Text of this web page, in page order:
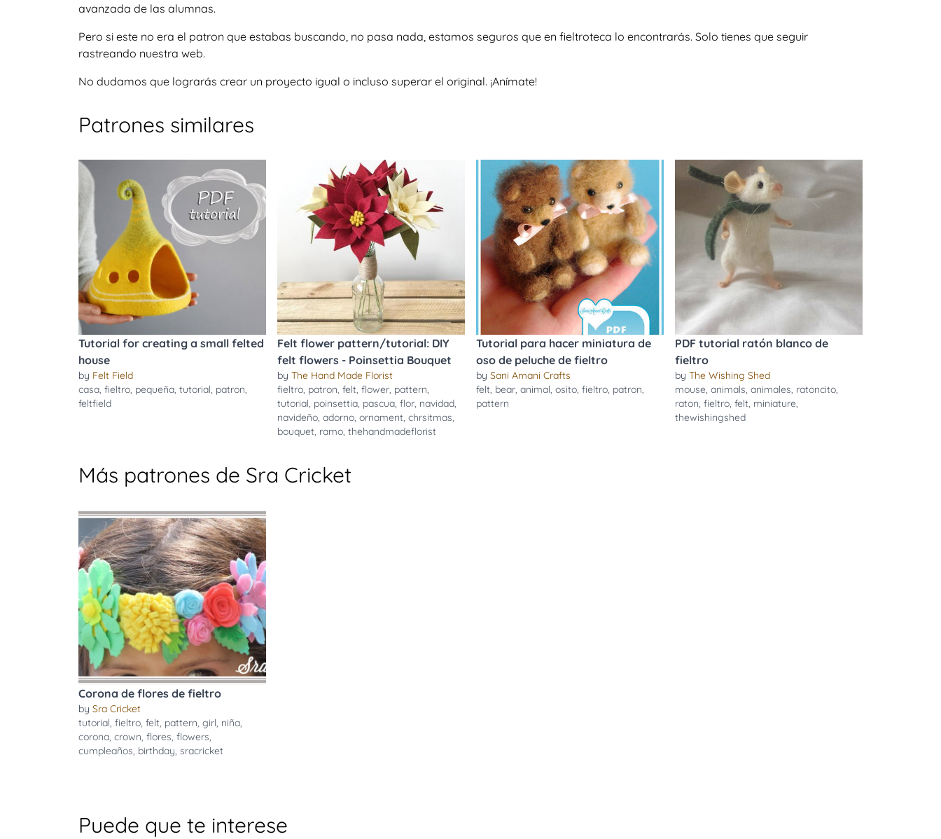
avanzada de las alumnas.
Pero si este no era el patron que estabas buscando, no pasa nada, estamos seguros que en fieltroteca lo encontrarás. Solo tienes que seguir
rastreando nuestra web.
No dudamos que lograrás crear un proyecto igual o incluso superar el original. ¡Anímate!
Patrones similares
Tutorial for creating a small felted
house
by Felt Field
casa, fieltro, pequeña, tutorial, patron,
feltfield
Felt flower pattern/tutorial: DIY
felt flowers - Poinsettia Bouquet
by The Hand Made Florist
fieltro, patron, felt, flower, pattern,
tutorial, poinsettia, pascua, flor, navidad,
navideño, adorno, ornament, chrsitmas,
bouquet, ramo, thehandmadeflorist
Tutorial para hacer miniatura de
oso de peluche de fieltro
by Sani Amani Crafts
felt, bear, animal, osito, fieltro, patron,
pattern
PDF tutorial ratón blanco de
fieltro
by The Wishing Shed
mouse, animals, animales, ratoncito,
raton, fieltro, felt, miniature,
thewishingshed
Más patrones de Sra Cricket
Corona de flores de fieltro
by Sra Cricket
tutorial, fieltro, felt, pattern, girl, niña,
corona, crown, flores, flowers,
cumpleaños, birthday, sracricket
Puede que te interese